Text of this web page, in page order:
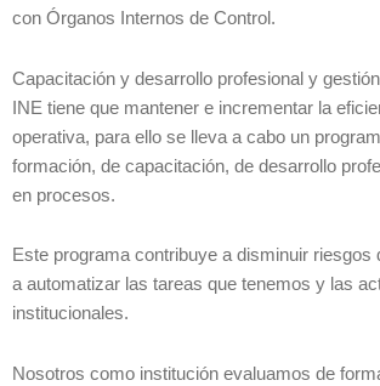
con Órganos Internos de Control.
Capacitación y desarrollo profesional y
INE tiene que mantener e incrementar la
operativa, para ello se lleva a cabo un
formación, de capacitación, de desarrollo
en procesos.
Este programa contribuye a disminuir riesgos
a automatizar las tareas que tenemos y las
institucionales.
Nosotros como institución evaluamos de